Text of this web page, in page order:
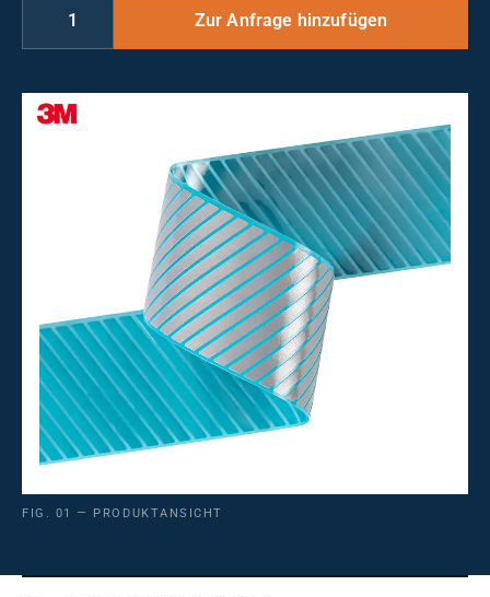
FIG. 01 — PRODUKTANSICHT